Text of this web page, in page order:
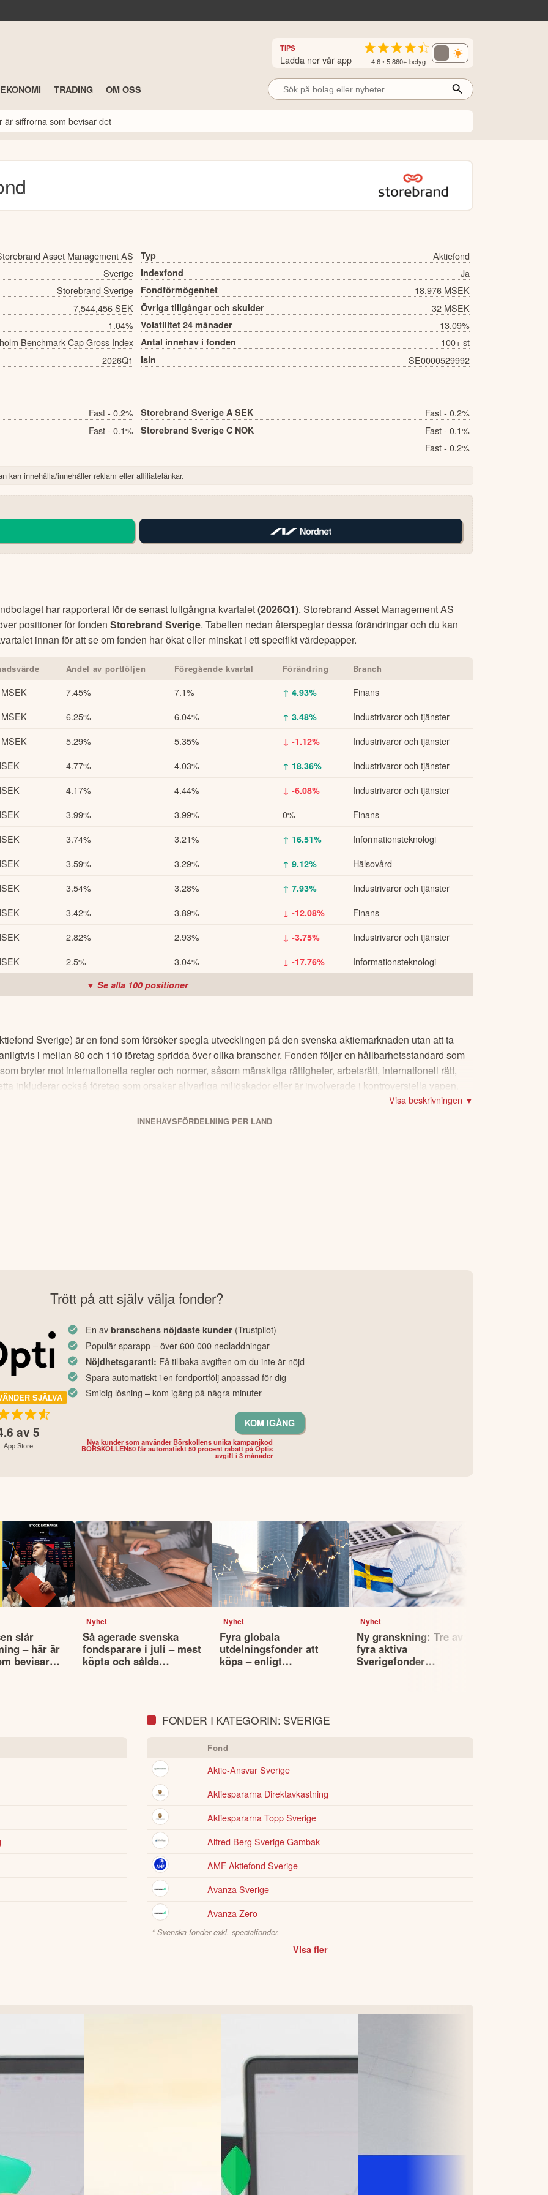
TIPS
Ladda ner vår app 4.6 • 5 860+ betyg
TRADING OM OSS
är siffrorna som bevisar det
Asset Management AS Typ Aktiefond
Sverige Indexfond Ja
Storebrand Sverige Fondförmögenhet 18,976 MSEK
7,544,456 SEK Övriga tillgångar och skulder 32 MSEK
1.04% Volatilitet 24 månader 13.09%
Benchmark Cap Gross Index Antal innehav i fonden 100+ st
2026Q1 Isin SE0000529992
Fast - 0.2% Storebrand Sverige A SEK Fast - 0.2%
Fast - 0.1% Storebrand Sverige C NOK Fast - 0.1%
Fast - 0.2%
kan innehålla/innehåller reklam eller affiliatelänkar.
har rapporterat för de senast fullgångna kvartalet(2026Q1). Storebrand Asset Management AS
positioner för fonden Storebrand Sverige. Tabellen nedan återspeglar dessa förändringar och du kan
innan för att se om fonden har ökat eller minskat i ett specifikt värdepapper.
Andel av portföljen Föregående kvartal Förändring Branch
7.45% 7.1% ↑ 4.93%
Finans
6.25% 6.04% ↑ 3.48%
Industrivaror och tjänster
5.29% 5.35% ↓ -1.12%
Industrivaror och tjänster
4.77% 4.03% ↑ 18.36%
Industrivaror och tjänster
4.17% 4.44% ↓ -6.08%
Industrivaror och tjänster
3.99% 3.99% 0%
Finans
3.74% 3.21% ↑ 16.51%
Informationsteknologi
3.59% 3.29% ↑ 9.12%
Hälsovård
3.54% 3.28% ↑ 7.93%
Industrivaror och tjänster
3.42% 3.89% ↓ -12.08%
Finans
2.82% 2.93% ↓ -3.75%
Industrivaror och tjänster
2.5% 3.04% ↓ -17.76% Informationsteknologi
▼ Se alla 100positioner
Sverige) är en fond som försöker spegla utvecklingen på den svenska aktiemarknaden utan att ta
i mellan 80 och 110 företag spridda över olika branscher. Fonden följer en hållbarhetsstandard som
bryter mot internationella regler och normer, såsom mänskliga rättigheter, arbetsrätt, internationell rätt,
inkluderar också företag som orsakar allvarliga miljöskador eller är involverade i kontroversiella vapen.
5 procent av omsättningen kommer från tobak, vapen, alkohol, spel, pornografi, cannabis, fossila bränslen
Visa beskrivningen ▼
INNEHAVSFÖRDELNING PER LAND
Trött på att själv välja fonder?
SJÄLVA
av 5
App Store
En avbranschens nöjdaste kunder (Trustpilot)
Populär sparapp – över 600 000 nedladdningar
Nöjdhetsgaranti: Få tillbaka avgiften om du inte är nöjd
Spara automatiskt i en fondportfölj anpassad för dig
Smidig lösning – kom igång på några minuter
KOM IGÅNG
Nya kunder som använder Börskollens unika kampanjkod
BORSKOLLEN50 får automatiskt 50 procent rabatt på Optis
avgift i 3 månader
slår
– här är
bevisar
Nyhet
Så agerade svenska
fondsparare i juli – mest
köpta och sålda
Nyhet
Fyra globala
utdelningsfonder att
köpa – enligt
Nyhet
Ny granskning: Tre av
fyra aktiva
Sverigefonder
FONDER I KATEGORIN: SVERIGE
Fond
Aktie-Ansvar Sverige
Aktiespararna Direktavkastning
Aktiespararna Topp Sverige
Alfred Berg Sverige Gambak
AMF Aktiefond Sverige
Avanza Sverige
Avanza Zero
* Svenska fonder exkl. specialfonder.
Visa fler